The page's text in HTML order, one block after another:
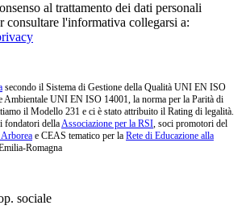
al trattamento dei dati personali
consultare l'informativa collegarsi a:
secondo il Sistema di Gestione della Qualità UNI EN ISO
Ambientale UNI EN ISO 14001, la norma per la Parità di
il Modello 231 e ci è stato attribuito il Rating di legalità.
fondatori dellaAssociazione per la RSI, soci promotori del
e CEAS tematico per la Rete di Educazione alla
Romagna
sociale